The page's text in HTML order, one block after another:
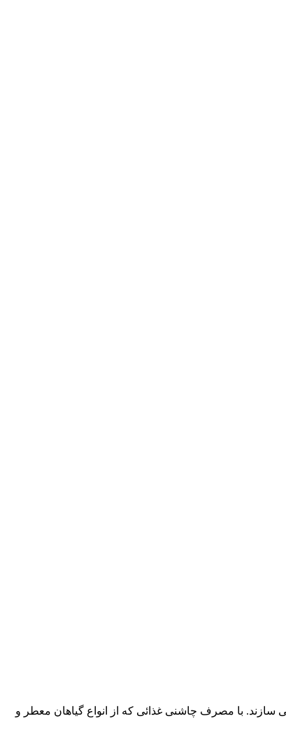
سازند. با مصرف چاشنی غذائی که از انواع گیاهان معطر و